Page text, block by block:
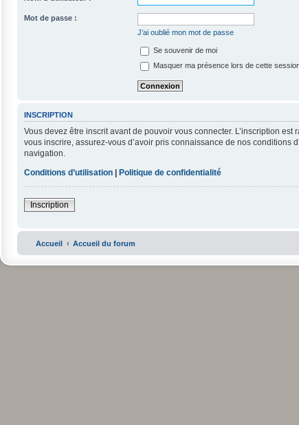
Mot de passe :
J’ai oublié mon mot de passe
Se souvenir de moi
Masquer ma présence lors de cette
INSCRIPTION
Vous devez être inscrit avant de pouvoir vous connecter. L’inscription
vous inscrire, assurez-vous d’avoir pris connaissance de nos
navigation.
Conditions d’utilisation | Politique de confidentialité
Inscription
Accueil Accueil du forum